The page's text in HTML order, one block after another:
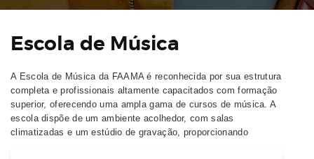
Escola de Música
A Escola de Música da FAAMA é reconhecida por sua estrutura
completa e profissionais altamente capacitados com formação
superior, oferecendo uma ampla gama de cursos de música. A
escola dispõe de um ambiente acolhedor, com salas
climatizadas e um estúdio de gravação, proporcionando